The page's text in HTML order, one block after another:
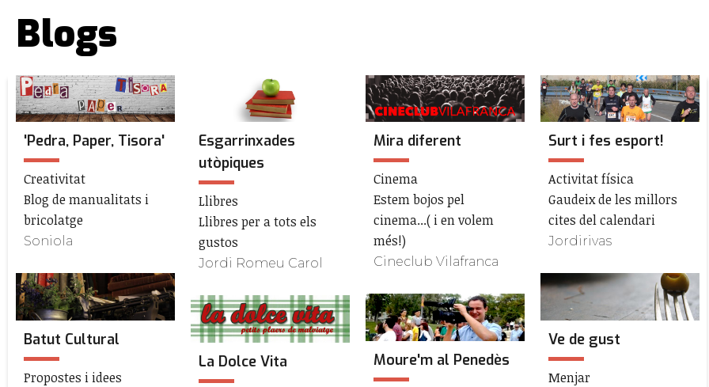
Blogs
'Pedra, Paper, Tisora'
Creativitat
Blog de manualitats i
bricolatge
Soniola
Batut Cultural
Propostes i idees
Esgarrinxades
utòpiques
Llibres
Llibres per a tots els
gustos
Jordi Romeu Carol
La Dolce Vita
Mira diferent
Cinema
Estem bojos pel
cinema...( i en volem
més!)
Cineclub Vilafranca
Moure'm al Penedès
Surt i fes esport!
Activitat física
Gaudeix de les millors
cites del calendari
Jordirivas
Ve de gust
Menjar